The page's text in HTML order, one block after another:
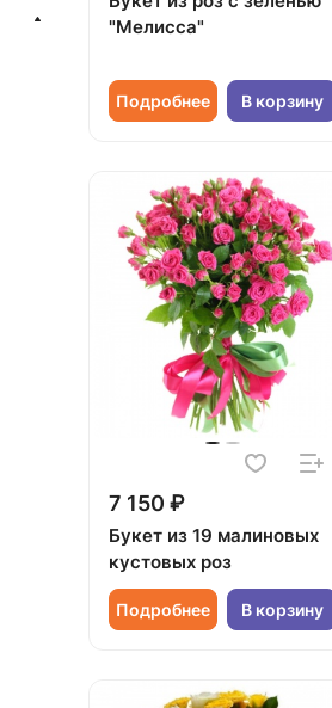
"Мелисса"
Подробнее В корзину
7 150 ₽
Букет из 19 малиновых
кустовых роз
Подробнее В корзину